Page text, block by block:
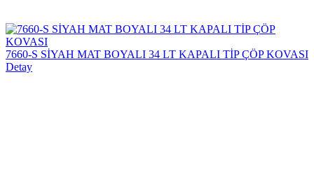
7660-S SİYAH MAT BOYALI 34 LT KAPALI TİP ÇÖP KOVASI
Detay